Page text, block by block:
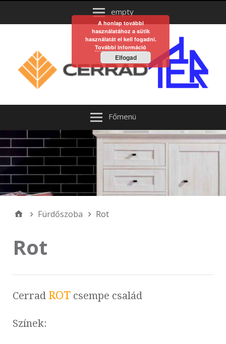
empty
Főmenü
Fürdőszoba Rot
Rot
Cerrad ROT csempe család
Színek:
A honlap további
használatához a sütik
használatát el kell fogadni.
További információ
Elfogad